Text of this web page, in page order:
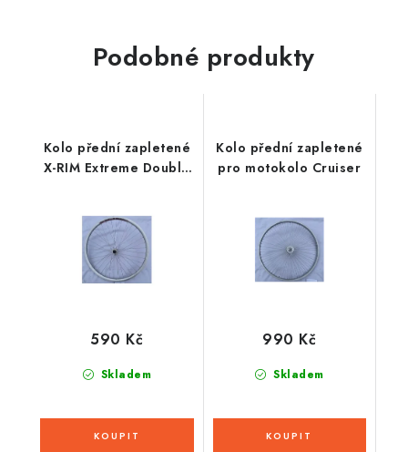
Podobné produkty
Kolo přední zapletené
X-RIM Extreme Double
Skladem
590 Kč
Kolo přední zapletené
pro motokolo Cruiser
Skladem
990 Kč